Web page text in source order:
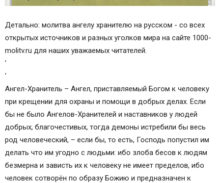
Детально: молитва ангелу хранителю на русском - со всех
открытых источников и разных уголков мира на сайте 1000-
molitv.ru для наших уважаемых читателей.
'
'
Ангел-Хранитель – Ангел, приставляемый Богом к человеку
при крещении для охраны и помощи в добрых делах. Если
бы не было Ангелов-Хранителей и наставников у людей
добрых, благочестивых, тогда демоны истребили бы весь
род человеческий, – если бы, то есть, Господь попустил им
делать что им угодно с людьми: ибо злоба бесов к людям
безмерна и зависть их к человеку не имеет пределов, ибо
человек сотворён по образу Божию и предназначен к